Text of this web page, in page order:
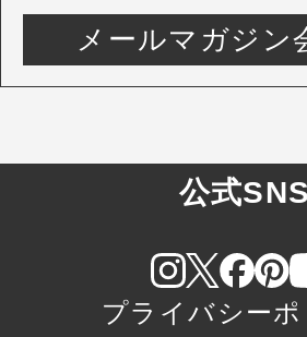
メールマガジン
公式SNS
プライバシー